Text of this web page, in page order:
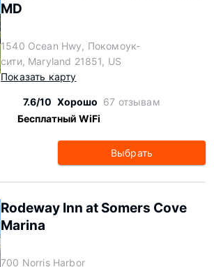
MD
1540 Ocean Hwy, Покомоук-
сити, Maryland 21851, US
Показать карту
7.6/10 Хорошо 67 отзывам
Бесплатный WiFi
Выбрать
Rodeway Inn at Somers Cove
Marina
700 Norris Harbor